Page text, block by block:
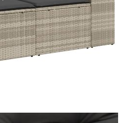
64 бр.
доставка: 5 до 9 дни